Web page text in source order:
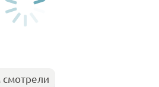
смотрели